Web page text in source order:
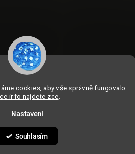
cookies , aby vše správně fungovalo.
info najdete zde
Nastavení
Souhlasím
. Všechna práva vyhrazena.